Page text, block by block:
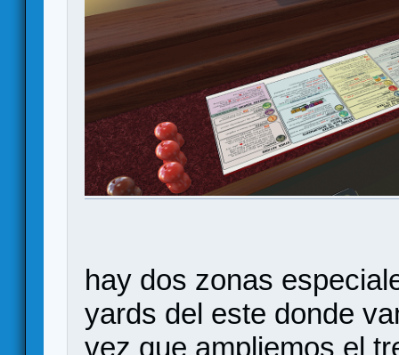
hay dos zonas
yards del este donde
vez que ampliemos el